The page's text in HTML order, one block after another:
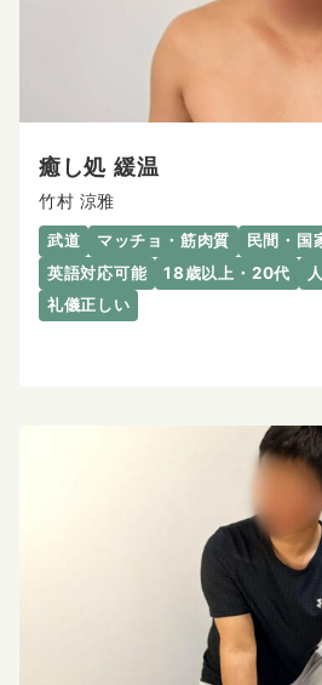
癒し処 緩温
竹村 涼雅
武道 マッチョ・筋肉質
民間・国
英語対応可能
18歳以上・20代
礼儀正しい